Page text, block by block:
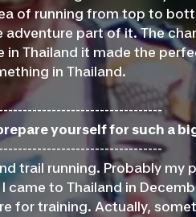
of running from top to
part of it. The
Thailand it made the
in Thailand.
yourself for such a
trail running. Probably my
to Thailand in
for training. Actually,